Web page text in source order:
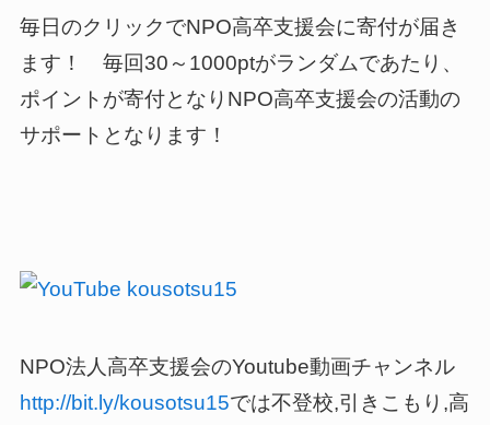
毎日のクリックでNPO高卒支援会に寄付が届き
ます！ 毎回30～1000ptがランダムであたり、
ポイントが寄付となりNPO高卒支援会の活動の
サポートとなります！
NPO法人高卒支援会のYoutube動画チャンネル
http://bit.ly/kousotsu15では不登校,引きこもり,高